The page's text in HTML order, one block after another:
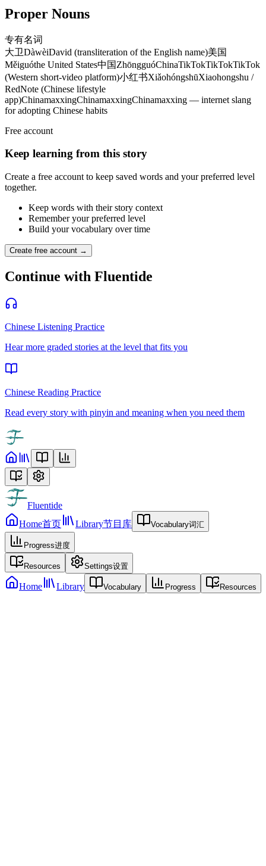
Proper Nouns
专有名词
大卫DàwèiDavid (transliteration of the English name)美国
Měiguóthe United States中国ZhōngguóChinaTikTokTikTokTikTok
(Western short-video platform)小红书XiǎohóngshūXiaohongshu /
RedNote (Chinese lifestyle
app)ChinamaxxingChinamaxxingChinamaxxing — internet slang
for adopting Chinese habits
Free account
Keep learning from this story
Create a free account to keep saved words and your preferred level
together.
Keep words with their story context
Remember your preferred level
Build your vocabulary over time
Create free account →
Continue with Fluentide
Chinese Listening Practice
Hear more graded stories at the level that fits you
Chinese Reading Practice
Read every story with pinyin and meaning when you need them
Fluentide
Home首页 Library节目库 Vocabulary词汇
Progress进度
Resources Settings设置
Home Library Vocabulary Progress Resources